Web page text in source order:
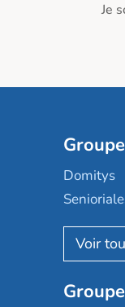
Je
Domitys
Nohée
Les
Mobicap